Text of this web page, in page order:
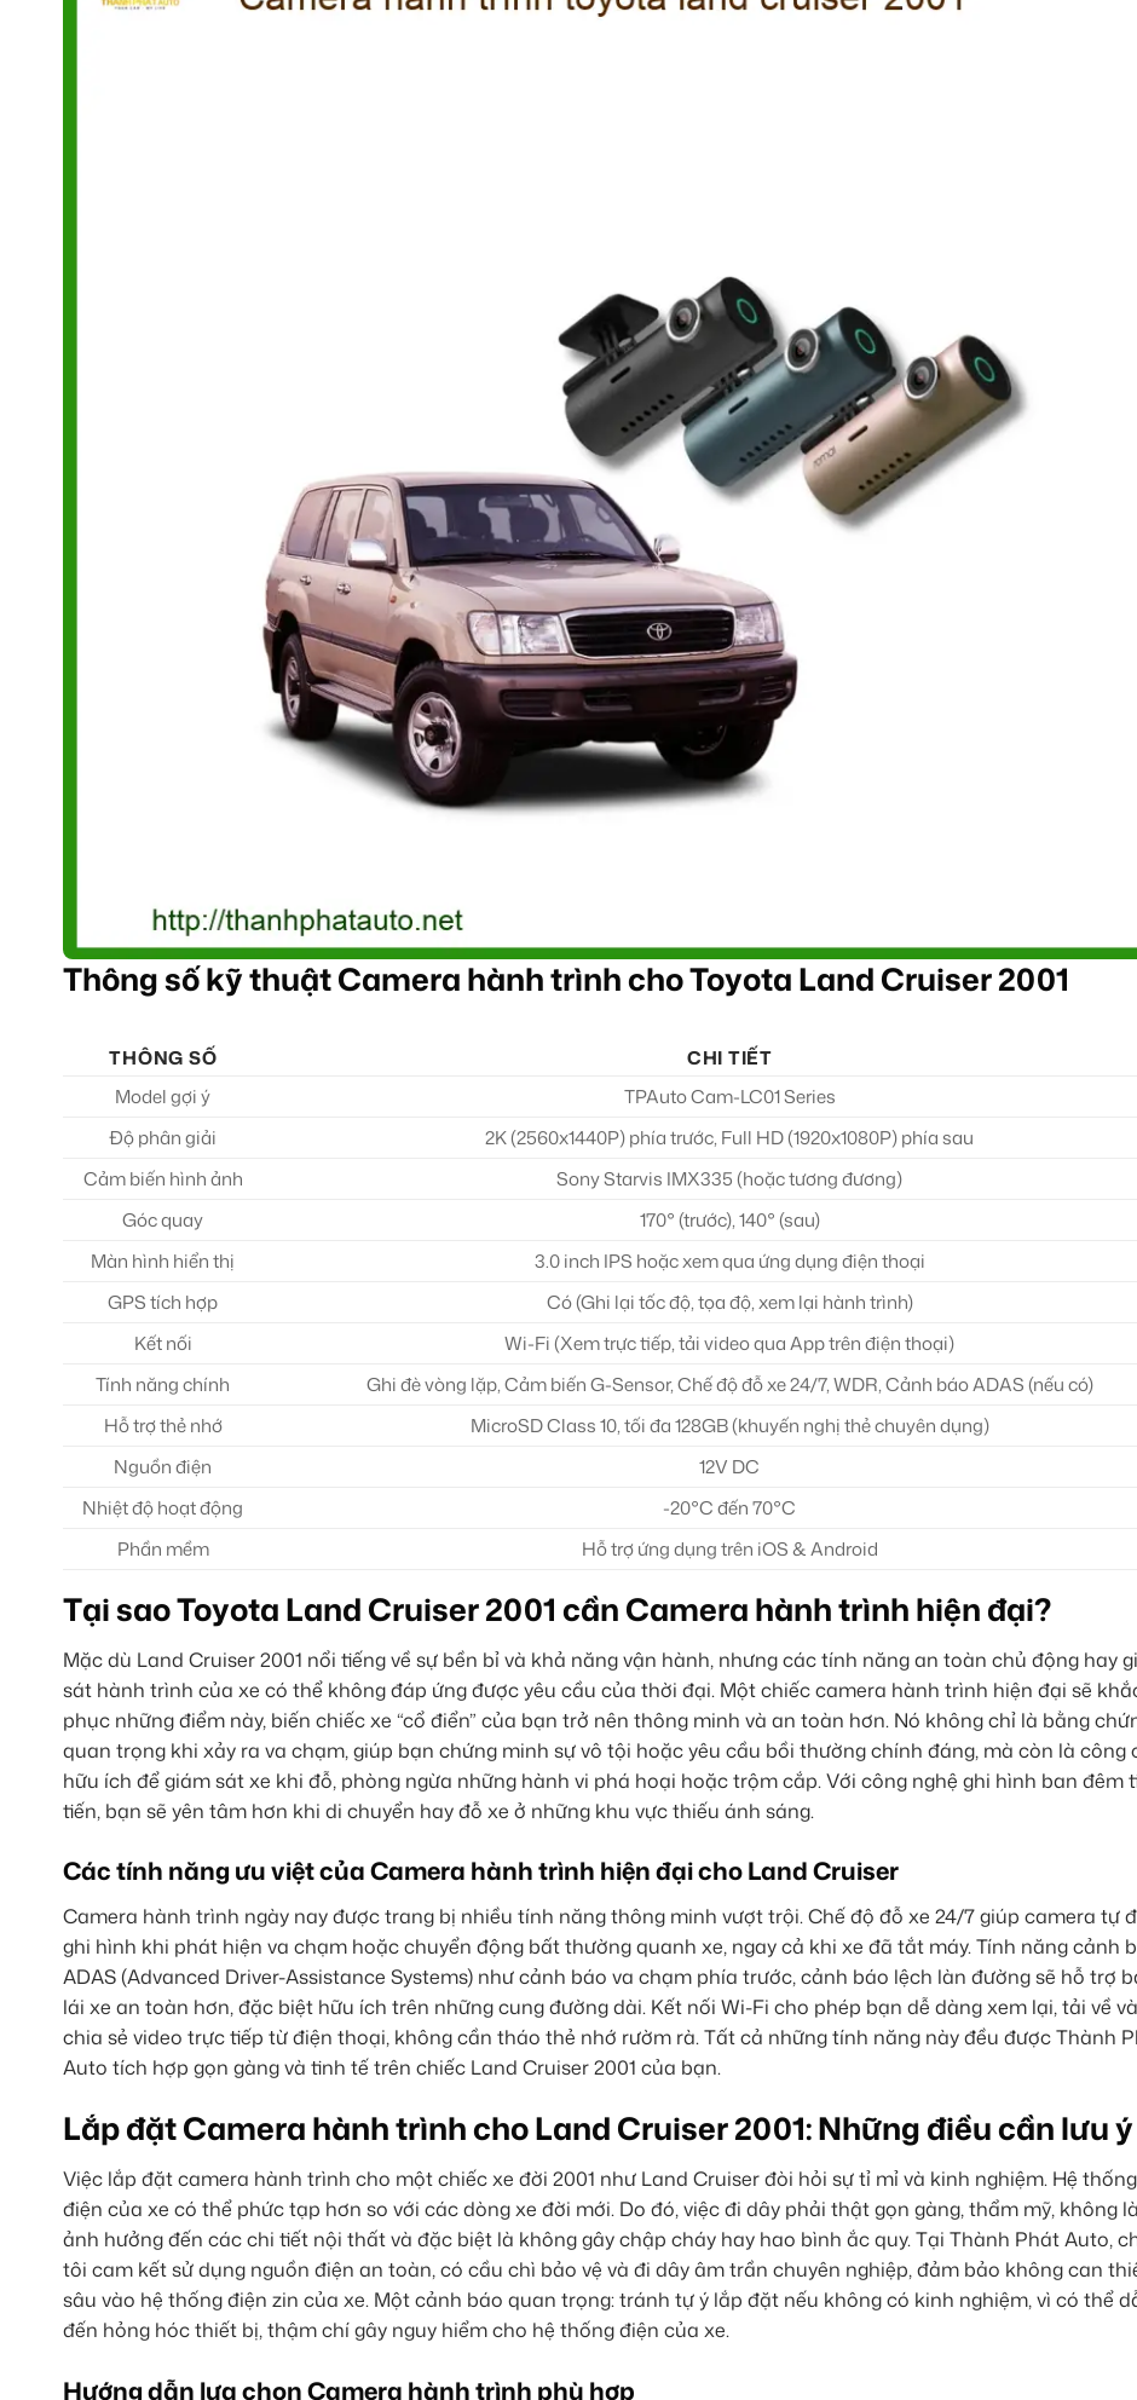
Thông số kỹ thuật Camera hành trình cho Toyota Land Cruiser 2001
THÔNG SỐ
CHI TIẾT
Model gợi ý
TPAuto Cam-LC01 Series
Độ phân giải
2K (2560x1440P) phía trước, Full HD (1920x1080P) phía sau
Cảm biến hình ảnh
Sony Starvis IMX335 (hoặc tương đương)
Góc quay
170° (trước), 140° (sau)
Màn hình hiển thị
3.0 inch IPS hoặc xem qua ứng dụng điện thoại
GPS tích hợp
Có (Ghi lại tốc độ, tọa độ, xem lại hành trình)
Kết nối
Wi-Fi (Xem trực tiếp, tải video qua App trên điện thoại)
Tính năng chính
Ghi đè vòng lặp, Cảm biến G-Sensor, Chế độ đỗ xe 24/7, WDR, Cảnh báo ADAS (nếu có)
Hỗ trợ thẻ nhớ
MicroSD Class 10, tối đa 128GB (khuyến nghị thẻ chuyên dụng)
Nguồn điện
12V DC
Nhiệt độ hoạt động
-20°C đến 70°C
Phần mềm
Hỗ trợ ứng dụng trên iOS & Android
Tại sao Toyota Land Cruiser 2001 cần Camera hành trình hiện đại?
Mặc dù Land Cruiser 2001 nổi tiếng về sự bền bỉ và khả năng vận hành, nhưng các tính năng an toàn chủ động hay
sát hành trình của xe có thể không đáp ứng được yêu cầu của thời đại. Một chiếc camera hành trình hiện đại sẽ
phục những điểm này, biến chiếc xe “cổ điển” của bạn trở nên thông minh và an toàn hơn. Nó không chỉ là bằng
quan trọng khi xảy ra va chạm, giúp bạn chứng minh sự vô tội hoặc yêu cầu bồi thường chính đáng, mà còn là công
hữu ích để giám sát xe khi đỗ, phòng ngừa những hành vi phá hoại hoặc trộm cắp. Với công nghệ ghi hình ban đêm
tiến, bạn sẽ yên tâm hơn khi di chuyển hay đỗ xe ở những khu vực thiếu ánh sáng.
Các tính năng ưu việt của Camera hành trình hiện đại cho Land Cruiser
Camera hành trình ngày nay được trang bị nhiều tính năng thông minh vượt trội. Chế độ đỗ xe 24/7 giúp camera tự
ghi hình khi phát hiện va chạm hoặc chuyển động bất thường quanh xe, ngay cả khi xe đã tắt máy. Tính năng cảnh
ADAS (Advanced Driver-Assistance Systems) như cảnh báo va chạm phía trước, cảnh báo lệch làn đường sẽ hỗ trợ
lái xe an toàn hơn, đặc biệt hữu ích trên những cung đường dài. Kết nối Wi-Fi cho phép bạn dễ dàng xem lại, tải về và
chia sẻ video trực tiếp từ điện thoại, không cần tháo thẻ nhớ rườm rà. Tất cả những tính năng này đều được Thành
Auto tích hợp gọn gàng và tinh tế trên chiếc Land Cruiser 2001 của bạn.
Lắp đặt Camera hành trình cho Land Cruiser 2001: Những điều cần lưu ý
Việc lắp đặt camera hành trình cho một chiếc xe đời 2001 như Land Cruiser đòi hỏi sự tỉ mỉ và kinh nghiệm. Hệ thống
điện của xe có thể phức tạp hơn so với các dòng xe đời mới. Do đó, việc đi dây phải thật gọn gàng, thẩm mỹ, không
ảnh hưởng đến các chi tiết nội thất và đặc biệt là không gây chập cháy hay hao bình ắc quy. Tại Thành Phát Auto,
tôi cam kết sử dụng nguồn điện an toàn, có cầu chì bảo vệ và đi dây âm trần chuyên nghiệp, đảm bảo không can
sâu vào hệ thống điện zin của xe. Một cảnh báo quan trọng: tránh tự ý lắp đặt nếu không có kinh nghiệm, vì có thể
đến hỏng hóc thiết bị, thậm chí gây nguy hiểm cho hệ thống điện của xe.
Hướng dẫn lựa chọn Camera hành trình phù hợp